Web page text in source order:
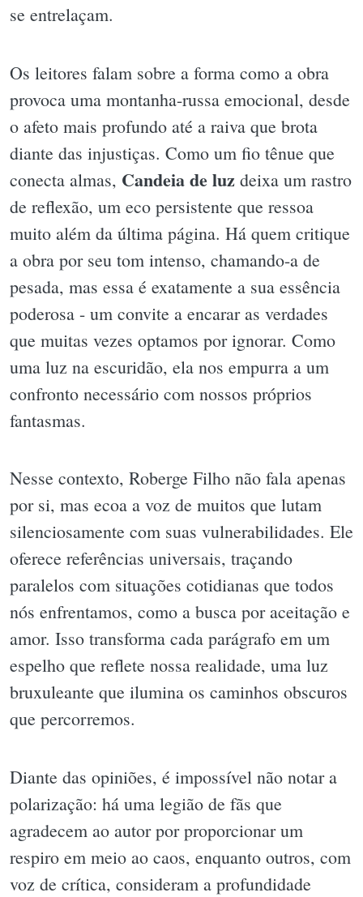
se entrelaçam.
Os leitores falam sobre a forma como a obra
provoca uma montanha-russa emocional, desde
o afeto mais profundo até a raiva que brota
diante das injustiças. Como um fio tênue que
conecta almas, Candeia de luz deixa um rastro
de reflexão, um eco persistente que ressoa
muito além da última página. Há quem critique
a obra por seu tom intenso, chamando-a de
pesada, mas essa é exatamente a sua essência
poderosa - um convite a encarar as verdades
que muitas vezes optamos por ignorar. Como
uma luz na escuridão, ela nos empurra a um
confronto necessário com nossos próprios
fantasmas.
Nesse contexto, Roberge Filho não fala apenas
por si, mas ecoa a voz de muitos que lutam
silenciosamente com suas vulnerabilidades. Ele
oferece referências universais, traçando
paralelos com situações cotidianas que todos
nós enfrentamos, como a busca por aceitação e
amor. Isso transforma cada parágrafo em um
espelho que reflete nossa realidade, uma luz
bruxuleante que ilumina os caminhos obscuros
que percorremos.
Diante das opiniões, é impossível não notar a
polarização: há uma legião de fãs que
agradecem ao autor por proporcionar um
respiro em meio ao caos, enquanto outros, com
voz de crítica, consideram a profundidade